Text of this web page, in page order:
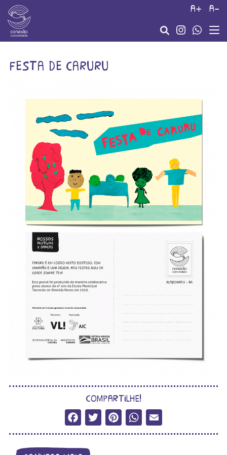
a+ a-
festa de caruru
compartilhe!
Facebook
Twitter
Pinterest
WhatsApp